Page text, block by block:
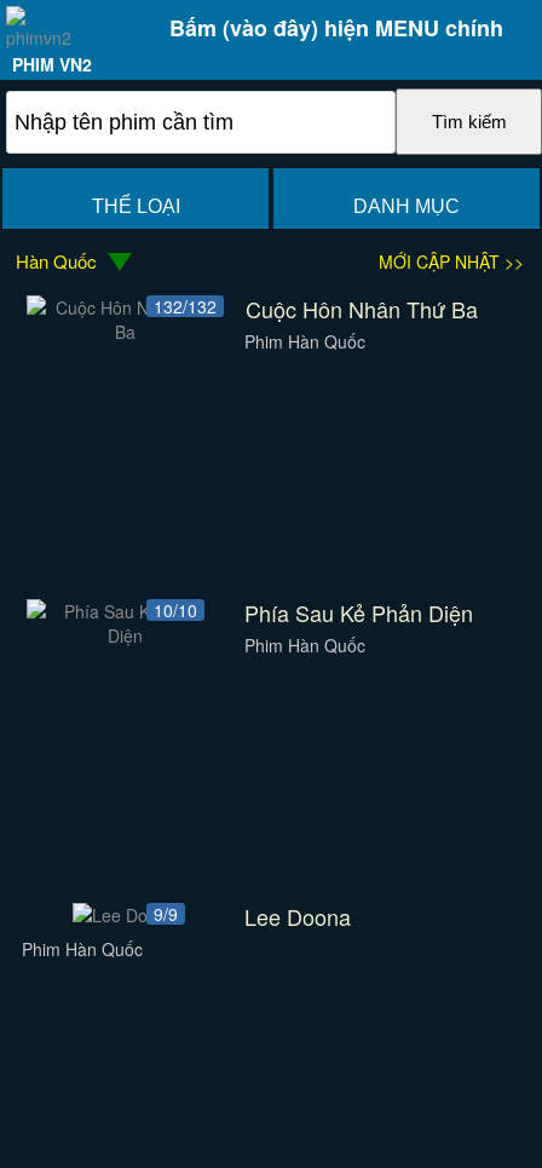
Bấm (vào đây) hiện MENU chính
PHIM VN2
THỂ LOẠI DANH MỤC
Hàn Quốc
MỚI CẬP NHẬT >>
132/132
Cuộc Hôn Nhân Thứ Ba
Phim Hàn Quốc
10/10 Phía Sau Kẻ Phản Diện
Phim Hàn Quốc
9/9 Lee Doona
Phim Hàn Quốc